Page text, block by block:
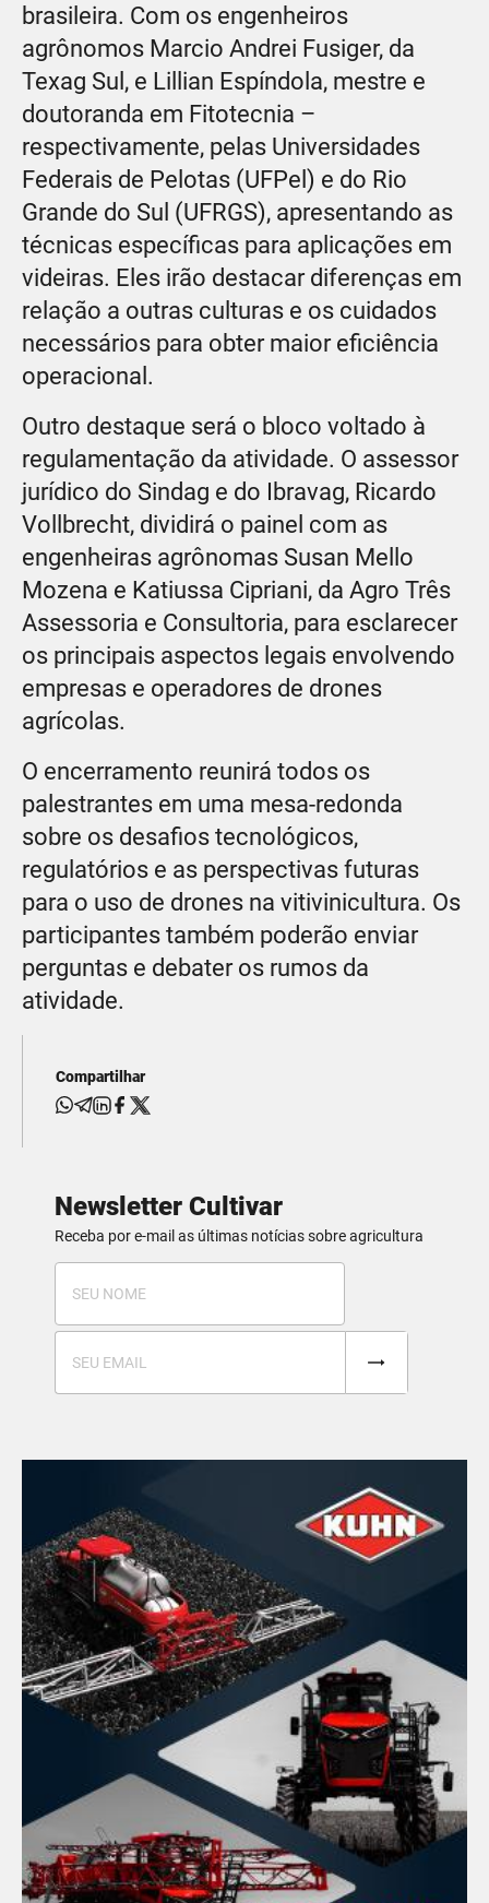
brasileira. Com os engenheiros
agrônomos Marcio Andrei Fusiger, da
Texag Sul, e Lillian Espíndola, mestre e
doutoranda em Fitotecnia –
respectivamente, pelas Universidades
Federais de Pelotas (UFPel) e do Rio
Grande do Sul (UFRGS), apresentando as
técnicas específicas para aplicações em
videiras. Eles irão destacar diferenças em
relação a outras culturas e os cuidados
necessários para obter maior eficiência
operacional.
Outro destaque será o bloco voltado à
regulamentação da atividade. O assessor
jurídico do Sindag e do Ibravag, Ricardo
Vollbrecht, dividirá o painel com as
engenheiras agrônomas Susan Mello
Mozena e Katiussa Cipriani, da Agro Três
Assessoria e Consultoria, para esclarecer
os principais aspectos legais envolvendo
empresas e operadores de drones
agrícolas.
O encerramento reunirá todos os
palestrantes em uma mesa-redonda
sobre os desafios tecnológicos,
regulatórios e as perspectivas futuras
para o uso de drones na vitivinicultura. Os
participantes também poderão enviar
perguntas e debater os rumos da
atividade.
Compartilhar
Newsletter Cultivar
Receba por e-mail as últimas notícias sobre agricultura